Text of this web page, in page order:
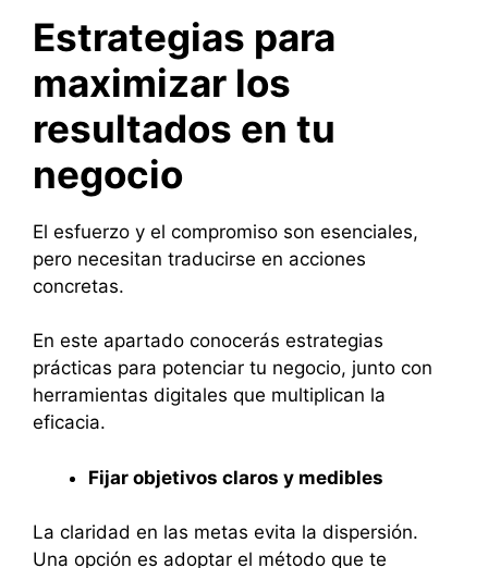
Estrategias para
maximizar los
resultados en tu
negocio
El esfuerzo y el compromiso son esenciales,
pero necesitan traducirse en acciones
concretas.
En este apartado conocerás estrategias
prácticas para potenciar tu negocio, junto con
herramientas digitales que multiplican la
eficacia.
Fijar objetivos claros y medibles
La claridad en las metas evita la dispersión.
Una opción es adoptar el método que te